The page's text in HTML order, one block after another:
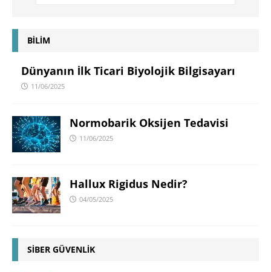
BİLİM
Dünyanın İlk Ticari Biyolojik Bilgisayarı
11/06/2025
Normobarik Oksijen Tedavisi
11/06/2025
Hallux Rigidus Nedir?
04/05/2025
SİBER GÜVENLİK